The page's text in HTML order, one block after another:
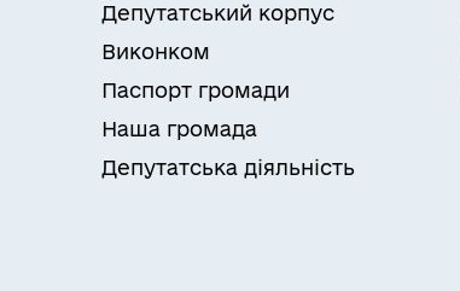
Депутатський корпус
Виконком
Паспорт громади
Наша громада
Депутатська діяльність